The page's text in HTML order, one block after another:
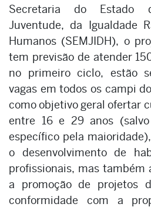
Secretaria do Estado
Juventude, da Igualdade
Humanos (SEMJIDH), o
tem previsão de atender
no primeiro ciclo, estão
vagas em todos os campi
como objetivo geral ofertar
entre 16 e 29 anos
específico pela
o desenvolvimento de
profissionais, mas também
a promoção de projetos
conformidade com a